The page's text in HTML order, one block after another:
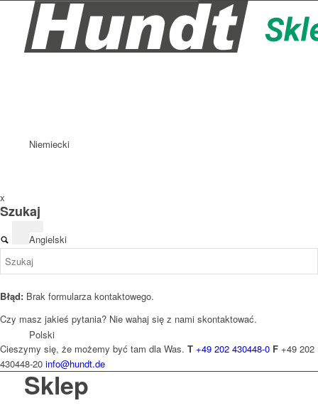
Niemiecki
Angielski
Polski
x
Szukaj
Błąd: Brak formularza kontaktowego.
Czy masz jakieś pytania? Nie wahaj się z nami skontaktować.
Cieszymy się, że możemy być tam dla Was. T +49 202 430448-0 F +49 202
430448-20 info@hundt.de
Sklep